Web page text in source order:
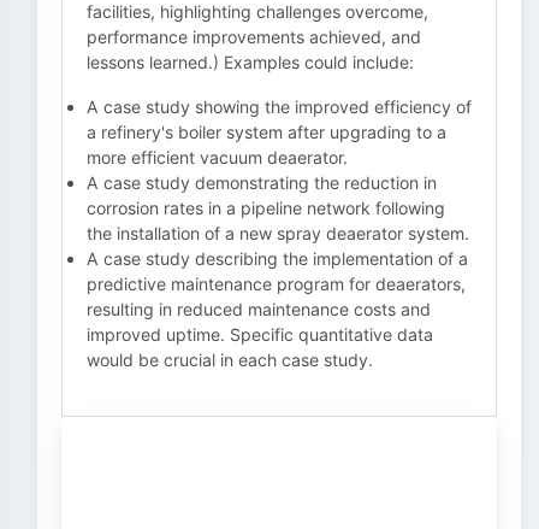
facilities, highlighting challenges overcome,
performance improvements achieved, and
lessons learned.) Examples could include:
A case study showing the improved efficiency of
a refinery's boiler system after upgrading to a
more efficient vacuum deaerator.
A case study demonstrating the reduction in
corrosion rates in a pipeline network following
the installation of a new spray deaerator system.
A case study describing the implementation of a
predictive maintenance program for deaerators,
resulting in reduced maintenance costs and
improved uptime. Specific quantitative data
would be crucial in each case study.